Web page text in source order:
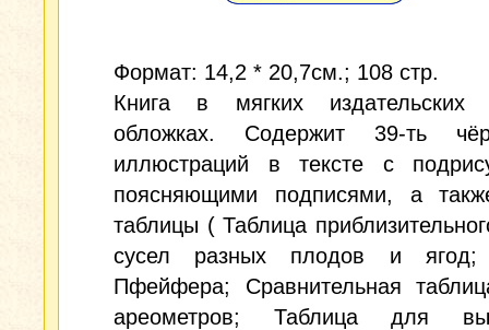
Формат: 14,2 * 20,7см.; 108 стр.
Книга в мягких издательских
обложках. Содержит 39-ть
иллюстраций в тексте с
поясняющими подписями, а
таблицы ( Таблица
сусел разных плодов и ягод;
Пфейфера; Сравнительная
ареометров; Таблица для